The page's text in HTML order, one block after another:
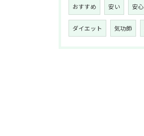
おすすめ 安い 安心
ダイエット 気功師